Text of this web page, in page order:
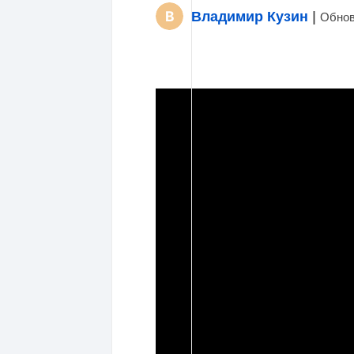
Владимир Кузин |